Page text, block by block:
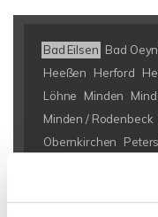
Bad Eilsen Bad
Heeßen
Herford
Löhne
Minden
Minden / Rodenbeck
Obernkirchen